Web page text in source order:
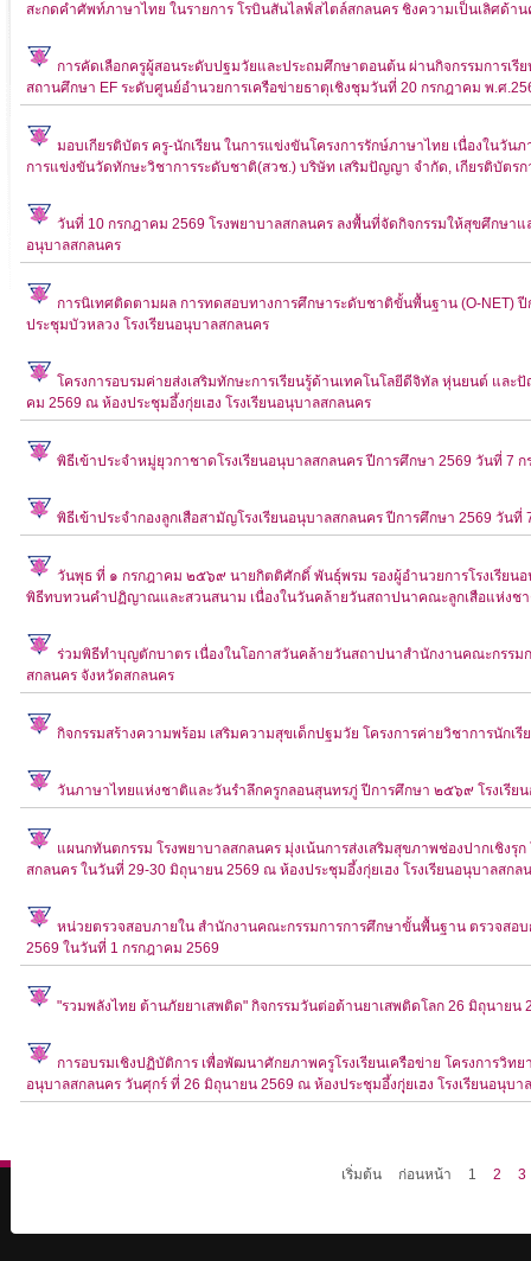
สะกดคำศัพท์ภาษาไทย ในรายการ โรบินสันไลฟ์สไตล์สกลนคร ชิงความเป็นเลิศด้า
การคัดเลือกครูผู้สอนระดับปฐมวัยและประถมศึกษาตอนต้น ผ่านกิจกรรมการเ
สถานศึกษา EF ระดับศูนย์อำนวยการเครือข่ายธาตุเชิงชุมวันที่ 20 กรกฎาคม พ.ศ
มอบเกียรติบัตร ครู-นักเรียน ในการแข่งขันโครงการรักษ์ภาษาไทย เนื่องในวั
การแข่งขันวัดทักษะวิชาการระดับชาติ(สวช.) บริษัท เสริมปัญญา จำกัด, เกียรติบัตร
วันที่ 10 กรกฎาคม 2569 โรงพยาบาลสกลนคร ลงพื้นที่จัดกิจกรรมให้สุขศึกษา
อนุบาลสกลนคร
การนิเทศติดตามผล การทดสอบทางการศึกษาระดับชาติขั้นพื้นฐาน (O-
ประชุมบัวหลวง โรงเรียนอนุบาลสกลนคร
โครงการอบรมค่ายส่งเสริมทักษะการเรียนรู้ด้านเทคโนโลยีดีจิทัล หุ่นยนต์ แล
คม 2569 ณ ห้องประชุมอึ้งกุ่ยเฮง โรงเรียนอนุบาลสกลนคร
พิธีเข้าประจำหมู่ยุวกาชาดโรงเรียนอนุบาลสกลนคร ปีการศึกษา 2569 วันที่ 7
พิธีเข้าประจำกองลูกเสือสามัญโรงเรียนอนุบาลสกลนคร ปีการศึกษา 2569 วัน
วันพุธ ที่ ๑ กรกฎาคม ๒๕๖๙ นายกิตติศักดิ์ พันธุ์พรม รองผู้อำนวยการโรงเรียน
พิธีทบทวนคำปฏิญาณและสวนสนาม เนื่องในวันคล้ายวันสถาปนาคณะลูกเสือแห่งช
ร่วมพิธีทำบุญตักบาตร เนื่องในโอกาสวันคล้ายวันสถาปนาสำนักงานคณะกรร
สกลนคร จังหวัดสกลนคร
กิจกรรมสร้างความพร้อม เสริมความสุขเด็กปฐมวัย โครงการค่ายวิชาการนัก
วันภาษาไทยแห่งชาติและวันรำลึกครูกลอนสุนทรภู่ ปีการศึกษา ๒๕๖๙ โรงเรี
แผนกทันตกรรม โรงพยาบาลสกลนคร มุ่งเน้นการส่งเสริมสุขภาพช่องปากเชิง
สกลนคร ในวันที่ 29-30 มิถุนายน 2569 ณ ห้องประชุมอึ้งกุ่ยเฮง โรงเรียนอนุบาลสกล
หน่วยตรวจสอบภายใน สำนักงานคณะกรรมการการศึกษาขั้นพื้นฐาน ตรวจสอ
2569 ในวันที่ 1 กรกฎาคม 2569
"รวมพลังไทย ต้านภัยยาเสพติด" กิจกรรมวันต่อต้านยาเสพติดโลก 26 มิถุนายน
การอบรมเชิงปฏิบัติการ เพื่อพัฒนาศักยภาพครูโรงเรียนเครือข่าย โครงการวิ
อนุบาลสกลนคร วันศุกร์ ที่ 26 มิถุนายน 2569 ณ ห้องประชุมอึ้งกุุ่ยเฮง โรงเรียนอนุบา
เริ่มต้น ก่อนหน้า 1 2 3